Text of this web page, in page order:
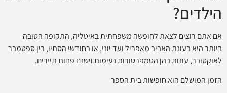
הילדים?
אם אתם רוצים לצאת לחופשה משפחתית באיטליה, התקופה הטובה
ביותר היא בעונת האביב מאפריל ועד יוני, או בחודשי הסתיו, בין ספטמבר
לאוקטובר, עונות בהן הטמפרטורות נעימות וישנם פחות תיירים.
הזמן המושלם הוא חופשות בית הספר